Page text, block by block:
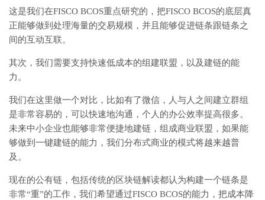
这是我们在FISCO BCOS重点研究的，把FISCO BCOS的底层真
正能够做到处理海量的交易规模，并且能够促进链条跟链条之
间的互动互联。
其次，我们需要支持快速低成本的组建联盟，以及建链的能
力。
我们在这里做一个对比，比如有了微信，人与人之间建立群组
是非常容易的，可以快速地沟通，个人的办公效率提高很多。
未来中小企业也能够非常便捷地建链，组成商业联盟，如果能
够做到一键建链的能力，我们分布式商业的模式将越来越普
及。
现在的公有链，包括传统的区块链解读都认为构建一个链条是
非常“重”的工作，我们希望通过FISCO BCOS的能力，把成本降